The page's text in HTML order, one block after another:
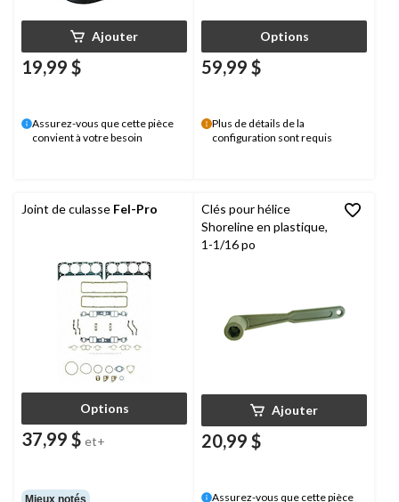
Ajouter
19,99 $
Assurez-vous que cette pièce
convient à votre besoin
Options
59,99 $
Plus de détails de la
configuration sont requis
Joint de culasse Fel-Pro
Options
37,99 $ et+
Mieux notés
Clés pour hélice
Shoreline en plastique,
1-1/16 po
Ajouter
20,99 $
Assurez-vous que cette pièce